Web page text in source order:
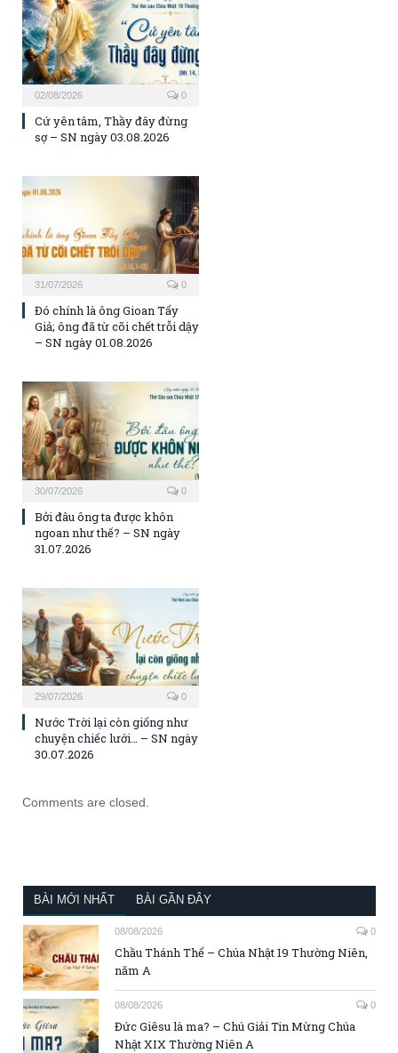
02/08/2026 0
Cứ yên tâm, Thầy đây đừng
sợ – SN ngày 03.08.2026
31/07/2026 0
Đó chính là ông Gioan Tẩy
Giả; ông đã từ cõi chết trỗi dậy
– SN ngày 01.08.2026
30/07/2026 0
Bởi đâu ông ta được khôn
ngoan như thế? – SN ngày
31.07.2026
29/07/2026 0
Nước Trời lại còn giống như
chuyện chiếc lưới… – SN ngày
30.07.2026
Comments are closed.
BÀI MỚI NHẤT BÀI GẦN ĐÂY
08/08/2026 0
Chầu Thánh Thể – Chúa Nhật 19 Thường Niên,
năm A
08/08/2026 0
Đức Giêsu là ma? – Chú Giải Tin Mừng Chúa
Nhật XIX Thường Niên A